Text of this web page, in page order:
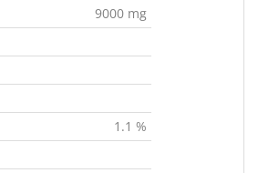
9000 mg
1.1 %